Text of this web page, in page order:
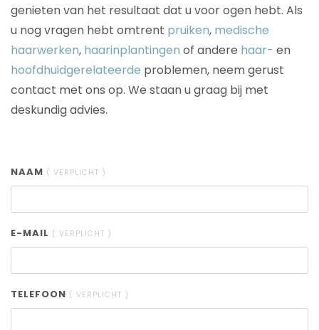
genieten van het resultaat dat u voor ogen hebt. Als
u nog vragen hebt omtrent pruiken, medische
haarwerken, haarinplantingen of andere haar- en
hoofdhuidgerelateerde problemen, neem gerust
contact met ons op. We staan u graag bij met
deskundig advies.
NAAM ( VERPLICHT )
E-MAIL ( VERPLICHT )
TELEFOON ( VERPLICHT )